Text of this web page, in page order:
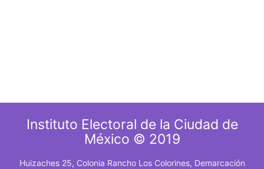
Instituto Electoral de la Ciudad de
México © 2019
Huizaches 25, Colonia Rancho Los Colorines, Demarcación